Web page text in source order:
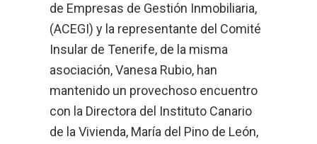
de Empresas de Gestión Inmobiliaria,
(ACEGI) y la representante del Comité
Insular de Tenerife, de la misma
asociación, Vanesa Rubio, han
mantenido un provechoso encuentro
con la Directora del Instituto Canario
de la Vivienda, María del Pino de León,